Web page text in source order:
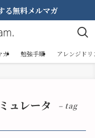
る無料メルマガ
ガ 勉強手順 アレンジドリ
ュレータ
– tag